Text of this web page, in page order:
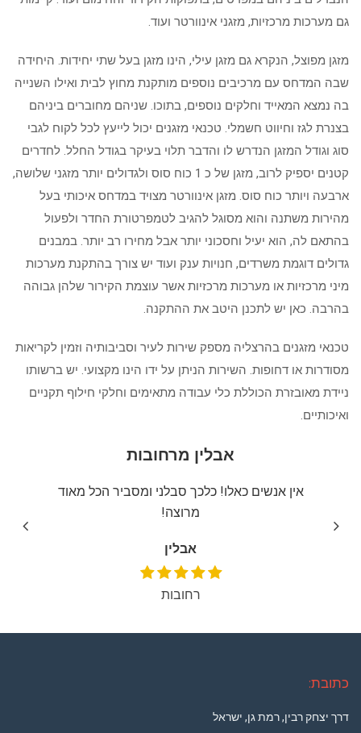
גם מערכות מרכזיות, מזגני אינוורטר ועוד.
מזגן מפוצל, הנקרא גם מזגן עילי, הינו מזגן בעל שתי יחידות. היחידה
שבה המדחס עם מרכיבים נוספים מותקנת מחוץ לבית ואילו השנייה
בה נמצא המאייד וחלקים נוספים, בתוכו. שניהם מחוברים ביניהם
בצנרת לגז וחיווט חשמלי. טכנאי מזגנים יכול לייעץ לכל לקוח לגבי
סוג וגודל המזגן הנדרש לו והדבר תלוי בעיקר בגודל החלל. לחדרים
קטנים יספיק לרוב, מזגן של כ 1 כוח סוס ולגדולים יותר מזגני שלושה,
ארבעה ויותר כוח סוס. מזגן אינוורטר מצויד במדחס איכותי בעל
מהירות משתנה והוא מסוגל להגיב לטמפרטורת החדר ולפעול
בהתאם לה, הוא יעיל וחסכוני יותר אבל מחירו רב יותר. במבנים
גדולים דוגמת משרדים, חנויות ענק ועוד יש צורך בהתקנת מערכות
מיני מרכזיות או מערכות מרכזיות אשר עוצמת הקירור שלהן גבוהה
בהרבה. כאן יש לתכנן היטב את ההתקנה.
טכנאי מזגנים בהרצליה מספק שירות לעיר וסביבותיה וזמין לקריאות
מסודרות או דחופות. השירות הניתן על ידו הינו מקצועי. יש ברשותו
ניידת מאובזרת הכוללת כלי עבודה מתאימים וחלקי חילוף תקניים
ואיכותיים.
אבלין מרחובות
אין אנשים כאלו! כלכך סבלני ומסביר הכל מאוד
מרוצה!
אבלין
רחובות
כתובת:
דרך יצחק רבין, רמת גן, ישראל